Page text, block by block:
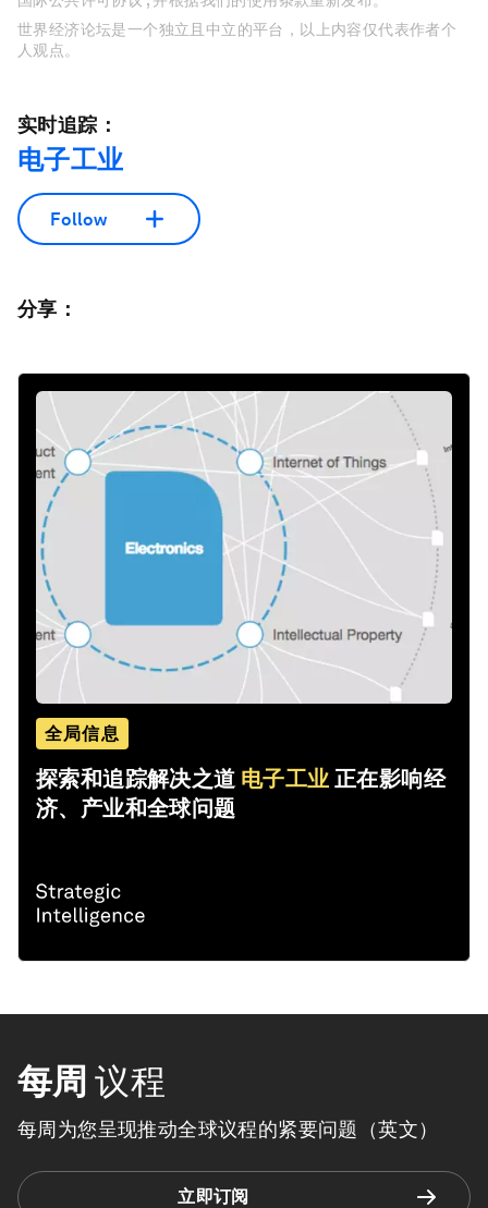
世界经济论坛是一个独立且中立的平台，以上内容仅代表作者个
人观点。
实时追踪：
电子工业
Follow
分享：
全局信息
探索和追踪解决之道 电子工业 正在影响经
济、产业和全球问题
每周 议程
每周为您呈现推动全球议程的紧要问题（英文）
立即订阅